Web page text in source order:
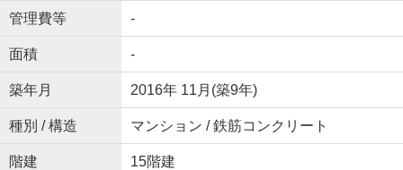
管理費等 -
面積 -
築年月 2016年 11月(築9年)
種別 / 構造 マンション / 鉄筋コンクリート
階建 15階建